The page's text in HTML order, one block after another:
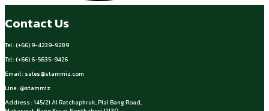
Contact Us
Tel : (+66) 9-4239-9289
Tel : (+66) 6-5635-9426
Email : sales@stammiz.com
Line : @stammiz
Address : 145/21 AI Ratchaphruk, Plai Bang Road,